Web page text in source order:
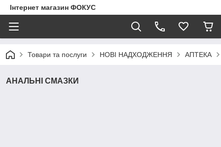
Інтернет магазин ФОКУС
Товари та послуги НОВІ НАДХОДЖЕННЯ АПТЕКА
АНАЛЬНІ СМАЗКИ